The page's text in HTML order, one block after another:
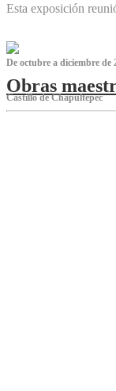
Esta exposición
De octubre a diciembre de
Obras
Castillo de Chapultepec